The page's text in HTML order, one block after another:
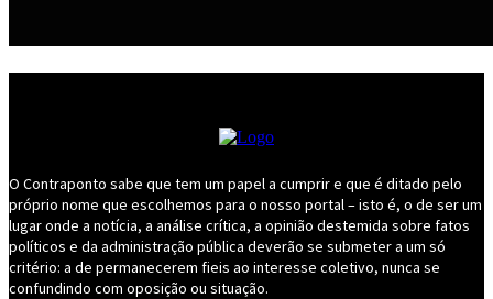
O Contraponto sabe que tem um papel a cumprir e que é ditado pelo
próprio nome que escolhemos para o nosso portal – isto é, o de ser um
lugar onde a notícia, a análise crítica, a opinião destemida sobre fatos
políticos e da administração pública deverão se submeter a um só
critério: a de permanecerem fieis ao interesse coletivo, nunca se
confundindo com oposição ou situação.